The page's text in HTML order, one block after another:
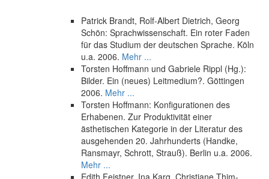
Patrick Brandt, Rolf-Albert Dietrich, Georg
Schön: Sprachwissenschaft. Ein roter Faden
für das Studium der deutschen Sprache. Köln
u.a. 2006. Mehr ...
Torsten Hoffmann und Gabriele Rippl (Hg.):
Bilder. Ein (neues) Leitmedium?. Göttingen
2006. Mehr ...
Torsten Hoffmann: Konfigurationen des
Erhabenen. Zur Produktivität einer
ästhetischen Kategorie in der Literatur des
ausgehenden 20. Jahrhunderts (Handke,
Ransmayr, Schrott, Strauß). Berlin u.a. 2006.
Mehr ...
Edith Feistner, Ina Karg, Christiane Thim-